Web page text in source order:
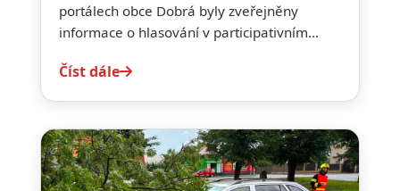
portálech obce Dobrá byly zveřejněny
informace o hlasování v participativním...
Číst dále